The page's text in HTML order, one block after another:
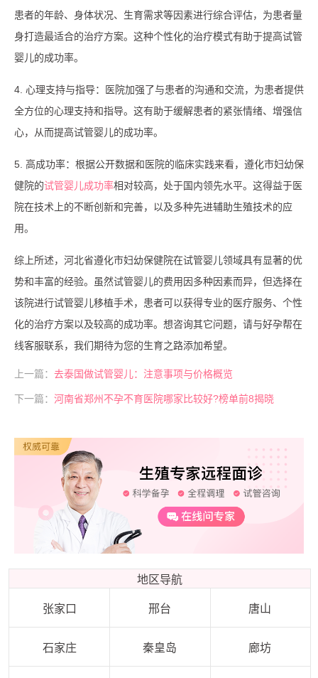
患者的年龄、身体状况、生育需求等因素进行综合评估，为患者量
身打造最适合的治疗方案。这种个性化的治疗模式有助于提高试管
婴儿的成功率。
4. 心理支持与指导：医院加强了与患者的沟通和交流，为患者提供
全方位的心理支持和指导。这有助于缓解患者的紧张情绪、增强信
心，从而提高试管婴儿的成功率。
5. 高成功率：根据公开数据和医院的临床实践来看，遵化市妇幼保
健院的试管婴儿成功率相对较高，处于国内领先水平。这得益于医
院在技术上的不断创新和完善，以及多种先进辅助生殖技术的应
用。
综上所述，河北省遵化市妇幼保健院在试管婴儿领域具有显著的优
势和丰富的经验。虽然试管婴儿的费用因多种因素而异，但选择在
该院进行试管婴儿移植手术，患者可以获得专业的医疗服务、个性
化的治疗方案以及较高的成功率。想咨询其它问题，请与好孕帮在
线客服联系，我们期待为您的生育之路添加希望。
上一篇： 去泰国做试管婴儿：注意事项与价格概览
下一篇： 河南省郑州不孕不育医院哪家比较好?榜单前8揭晓
地区导航
张家口 邢台 唐山
石家庄 秦皇岛 廊坊